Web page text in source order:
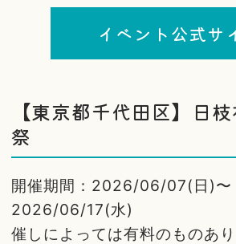
イベント公式サ
【東京都千代田区】日
祭
開催期間：2026/06/07(日)〜
2026/06/17(水)
催しによっては有料のものあり